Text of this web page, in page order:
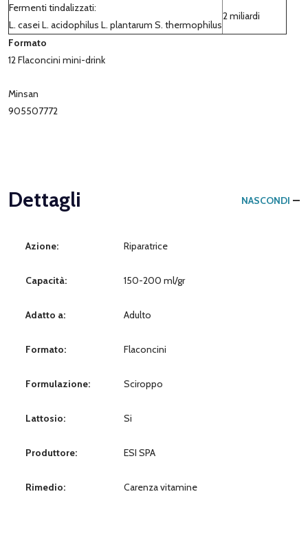
Fermenti tindalizzati:
L. casei L. acidophilus L. plantarum S. thermophilus
2 miliardi
Formato
12 Flaconcini mini-drink
Minsan
905507772
Dettagli NASCONDI
Azione: Riparatrice
Capacità: 150-200 ml/gr
Adatto a: Adulto
Formato: Flaconcini
Formulazione: Sciroppo
Lattosio: Si
Produttore: ESI SPA
Rimedio: Carenza vitamine